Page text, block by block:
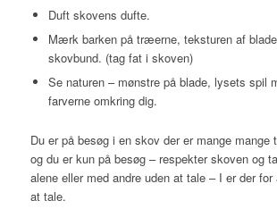
Duft skovens dufte.
Mærk barken på træerne, teksturen af
skovbund. (tag fat i skoven)
Se naturen – mønstre på blade, lysets spil
farverne omkring dig.
Du er på besøg i en skov der er mange mange
og du er kun på besøg – respekter skoven og
alene eller med andre uden at tale – I er der
at tale.